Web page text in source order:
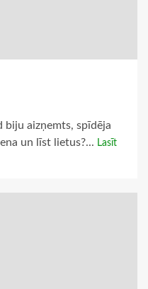
biju aizņemts, spīdēja
un līst lietus?... Lasīt